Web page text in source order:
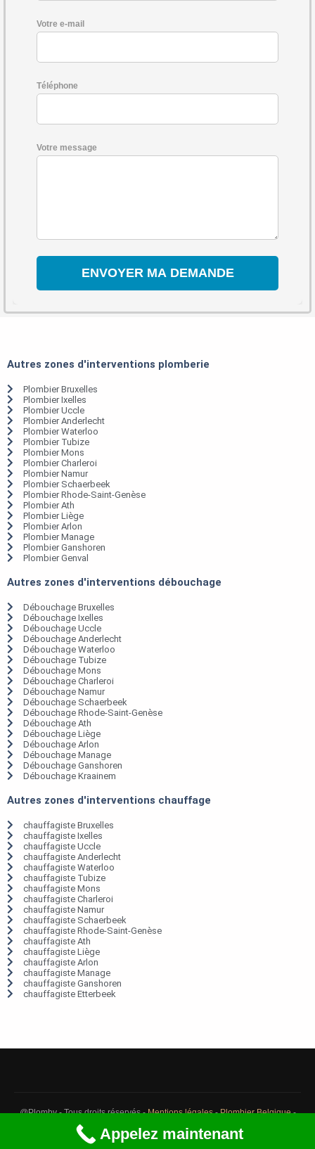
Votre e-mail
Téléphone
Votre message
Autres zones d'interventions plomberie
Plombier Bruxelles
Plombier Ixelles
Plombier Uccle
Plombier Anderlecht
Plombier Waterloo
Plombier Tubize
Plombier Mons
Plombier Charleroi
Plombier Namur
Plombier Schaerbeek
Plombier Rhode-Saint-Genèse
Plombier Ath
Plombier Liège
Plombier Arlon
Plombier Manage
Plombier Ganshoren
Plombier Genval
Autres zones d'interventions débouchage
Débouchage Bruxelles
Débouchage Ixelles
Débouchage Uccle
Débouchage Anderlecht
Débouchage Waterloo
Débouchage Tubize
Débouchage Mons
Débouchage Charleroi
Débouchage Namur
Débouchage Schaerbeek
Débouchage Rhode-Saint-Genèse
Débouchage Ath
Débouchage Liège
Débouchage Arlon
Débouchage Manage
Débouchage Ganshoren
Débouchage Kraainem
Autres zones d'interventions chauffage
chauffagiste Bruxelles
chauffagiste Ixelles
chauffagiste Uccle
chauffagiste Anderlecht
chauffagiste Waterloo
chauffagiste Tubize
chauffagiste Mons
chauffagiste Charleroi
chauffagiste Namur
chauffagiste Schaerbeek
chauffagiste Rhode-Saint-Genèse
chauffagiste Ath
chauffagiste Liège
chauffagiste Arlon
chauffagiste Manage
chauffagiste Ganshoren
chauffagiste Etterbeek
@Plomby - Tous droits réservés -Mentions légales-Plombier Belgique-
Débouchage Belgique
Appelez maintenant